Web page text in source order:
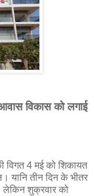
विकास को लगाई
विगत 4 मई को शिकायत
यानि तीन दिन के भीतर
लेकिन शुक्रवार को